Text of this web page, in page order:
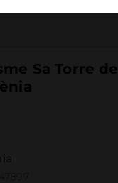
Sa Torre de